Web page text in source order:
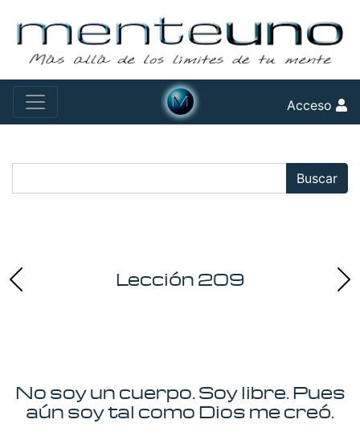
Acceso
Buscar
Lección 209
No soy un cuerpo. Soy libre. Pues
aún soy tal como Dios me creó.